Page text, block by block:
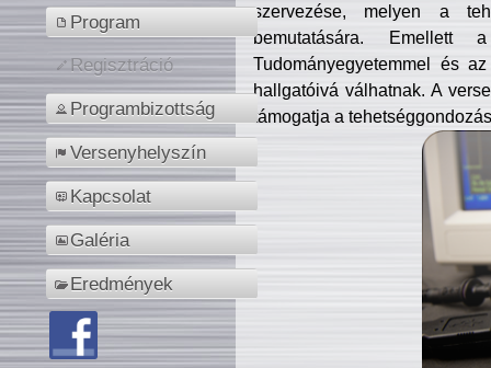
Program
Regisztráció
Programbizottság
Versenyhelyszín
Kapcsolat
Galéria
Eredmények
szervezése, melyen a
bemutatására. Emellett
Tudományegyetemmel és
hallgatóivá válhatnak. A
támogatja a